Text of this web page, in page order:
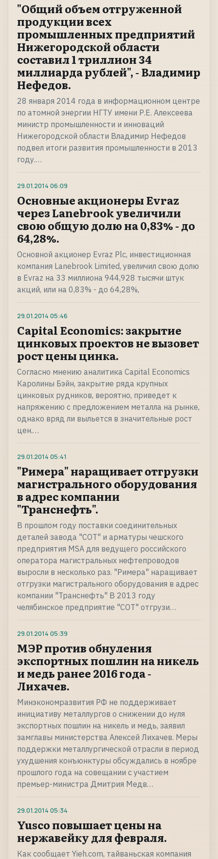
"Общий объем отгруженной
продукции всех
промышленных предприятий
Нижегородской области
составил 1 триллион 34
миллиарда рублей", - Владимир
Нефедов.
28 января 2014 года в информационном центре
по атомной энергии НГТУ имени Р.Е. Алексеева
министр промышленности и инноваций
Нижегородской области Владимир Нефедов
подвел итоги развития промышленности в 2013
году.…
29.01.2014 06:09
Основные акционеры Evraz
через Lanebrook увеличили
свою общую долю на 0,83% - до
64,28%.
Основной акционер Evraz Plc, инвестиционная
компания Lanebrook Limited, увеличил свою долю
в Evraz на 33 миллиона 944,928 тысячи штук
акций, или на 0,83% - до 64,28%,
29.01.2014 05:46
Capital Economics: закрытие
цинковых проектов не вызовет
рост цены цинка.
Согласно мнению аналитика Capital Economics
Каролины Бэйн, закрытие ряда крупных
цинковых рудников, вероятно, приведет к
напряжению с предложением металла на рынке,
однако вряд ли выльется в значительные рост
цен.…
29.01.2014 05:41
"Римера" наращивает отгрузки
магистрального оборудования
в адрес компании
"Транснефть".
В прошлом году поставки соединительных
деталей завода "СОТ" и арматуры чешского
предприятия MSA для ведущего российского
оператора магистральных нефтепроводов
выросли в несколько раз. "Римера" наращивает
отгрузки магистрального оборудования в адрес
компании "Транснефть" В 2013 году
челябинское предприятие "СОТ" отгрузи…
29.01.2014 05:39
МЭР против обнуления
экспортных пошлин на никель
и медь ранее 2016 года -
Лихачев.
Минэкономразвития РФ не поддерживает
инициативу металлургов о снижении до нуля
экспортных пошлин на никель и медь, заявил
замглавы министерства Алексей Лихачев. Меры
поддержки металлургической отрасли в период
ухудшения конъюнктуры обсуждались в ноябре
прошлого года на совещании с участием
премьер-министра Дмитрия Медв…
29.01.2014 05:34
Yusco повышает цены на
нержавейку для февраля.
Как сообщает Yieh.com, тайваньская компания